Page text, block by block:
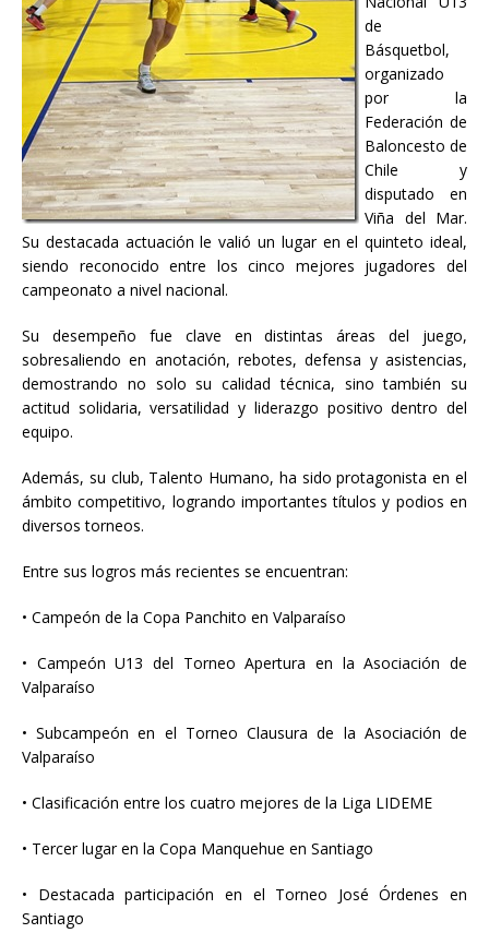
de
Básquetbol,
organizado
por la
Federación de
Baloncesto de
Chile y
disputado en
Viña del Mar.
Su destacada actuación le valió un lugar en el quinteto ideal,
siendo reconocido entre los cinco mejores jugadores del
campeonato a nivel nacional.
Su desempeño fue clave en distintas áreas del juego,
sobresaliendo en anotación, rebotes, defensa y asistencias,
demostrando no solo su calidad técnica, sino también su
actitud solidaria, versatilidad y liderazgo positivo dentro del
equipo.
Además, su club, Talento Humano, ha sido protagonista en el
ámbito competitivo, logrando importantes títulos y podios en
diversos torneos.
Entre sus logros más recientes se encuentran:
• Campeón de la Copa Panchito en Valparaíso
• Campeón U13 del Torneo Apertura en la Asociación de
Valparaíso
• Subcampeón en el Torneo Clausura de la Asociación de
Valparaíso
• Clasificación entre los cuatro mejores de la Liga LIDEME
• Tercer lugar en la Copa Manquehue en Santiago
• Destacada participación en el Torneo José Órdenes en
Santiago